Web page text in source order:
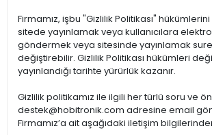
Firmamız, işbu "Gizlilik Politikası"
sitede yayınlamak veya kullanıcılara
göndermek veya sitesinde yayınlamak
değiştirebilir. Gizlilik Politikası hükümleri
yayınlandığı tarihte yürürlük kazanır.
Gizlilik politikamız ile ilgili her türlü soru ve
destek@hobitronik.com adresine email
Firmamız’a ait aşağıdaki iletişim